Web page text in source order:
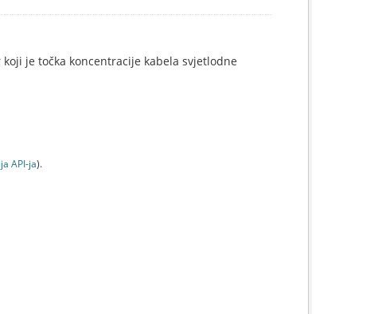
je točka koncentracije kabela svjetlodne
API-jа).